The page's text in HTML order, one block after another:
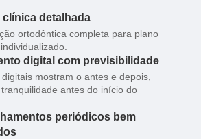
clínica detalhada
ortodôntica completa para plano
digital com previsibilidade
mostram o antes e depois,
antes do início do
periódicos bem